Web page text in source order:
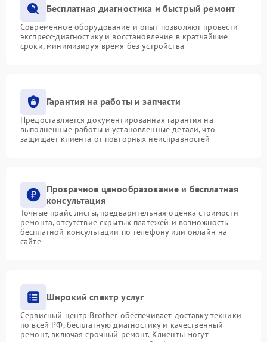
Бесплатная диагностика и быстрый ремонт
Современное оборудование и опыт позволяют провести
экспресс-диагностику и восстановление в кратчайшие
сроки, минимизируя время без устройства
Гарантия на работы и запчасти
Предоставляется документированная гарантия на
выполненные работы и установленные детали, что
защищает клиента от повторных неисправностей
Прозрачное ценообразование и бесплатная
консультация
Точные прайс-листы, предварительная оценка стоимости
ремонта, отсутствие скрытых платежей и возможность
бесплатной консультации по телефону или онлайн на
сайте
Широкий спектр услуг
Сервисный центр Brother обеспечивает доставку техники
по всей РФ, бесплатную диагностику и качественный
ремонт, включая срочный ремонт. Клиенты могут